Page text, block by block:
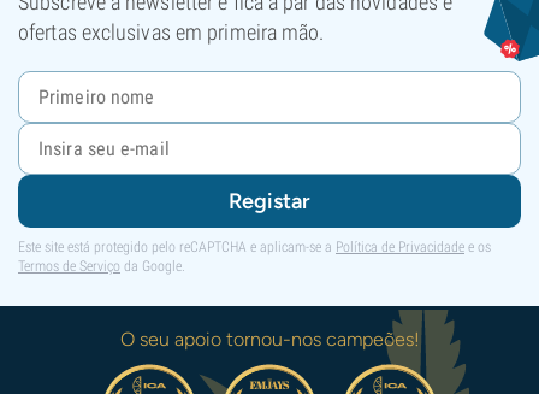
ofertas exclusivas em primeira mão.
Registar
Este site está protegido pelo reCAPTCHA e aplicam-se a Política de Privacidade e os
Termos de Serviço da Google.
O seu apoio tornou-nos campeões!